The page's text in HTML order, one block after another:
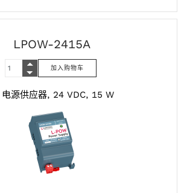
LPOW-2415A
源供应器, 24 VDC, 15 W